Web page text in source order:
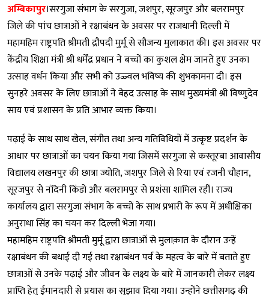
अम्बिकापुर।सरगुजा संभाग के सरगुजा, जशपुर, सूरजपुर और बलरामपुर
जिले की पांच छात्राओं ने रक्षाबंधन के अवसर पर राजधानी दिल्ली में
महामहिम राष्ट्रपति श्रीमती द्रौपदी मुर्मू से सौजन्य मुलाकात की। इस अवसर पर
केंद्रीय शिक्षा मंत्री श्री धर्मेंद्र प्रधान ने बच्चों का कुशल क्षेम जानते हुए उनका
उत्साह वर्धन किया और सभी को उज्ज्वल भविष्य की शुभकामना दी। इस
सुनहरे अवसर के लिए छात्राओं ने बेहद उत्साह के साथ मुख्यमंत्री श्री विष्णुदेव
साय एवं प्रशासन के प्रति आभार व्यक्त किया।
पढ़ाई के साथ साथ खेल, संगीत तथा अन्य गतिविधियों में उत्कृष्ट प्रदर्शन के
आधार पर छात्राओं का चयन किया गया जिसमें सरगुजा से कस्तूरबा आवासीय
विद्यालय लखनपुर की छात्रा ज्योति, जशपुर जिले से रिया एवं रजनी चौहान,
सूरजपुर से नंदिनी किंडो और बलरामपुर से प्रशंसा शामिल रहीं। राज्य
कार्यालय द्वारा सरगुजा संभाग के बच्चों के साथ प्रभारी के रूप में अधीक्षिका
अनुराधा सिंह का चयन कर दिल्ली भेजा गया।
महामहिम राष्ट्रपति श्रीमती मुर्मू द्वारा छात्राओं से मुलाक़ात के दौरान उन्हें
रक्षाबंधन की बधाई दी गई तथा रक्षाबंधन पर्व के महत्व के बारे में बताते हुए
छात्राओं से उनके पढ़ाई और जीवन के लक्ष्य के बारे में जानकारी लेकर लक्ष्य
प्राप्ति हेतु ईमानदारी से प्रयास का सुझाव दिया गया। उन्होंने छत्तीसगढ़ की